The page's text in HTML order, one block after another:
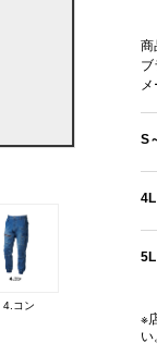
4.コン
商
ブ
S
4L
5L
※
い